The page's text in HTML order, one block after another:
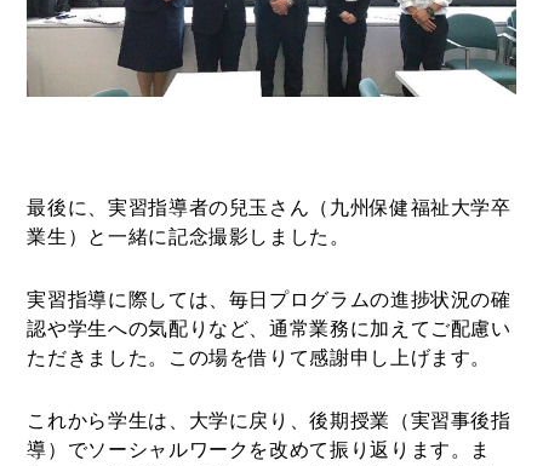
最後に、実習指導者の兒玉さん（九州保健福祉大学卒
業生）と一緒に記念撮影しました。
実習指導に際しては、毎日プログラムの進捗状況の確
認や学生への気配りなど、通常業務に加えてご配慮い
ただきました。この場を借りて感謝申し上げます。
これから学生は、大学に戻り、後期授業（実習事後指
導）でソーシャルワークを改めて振り返ります。ま